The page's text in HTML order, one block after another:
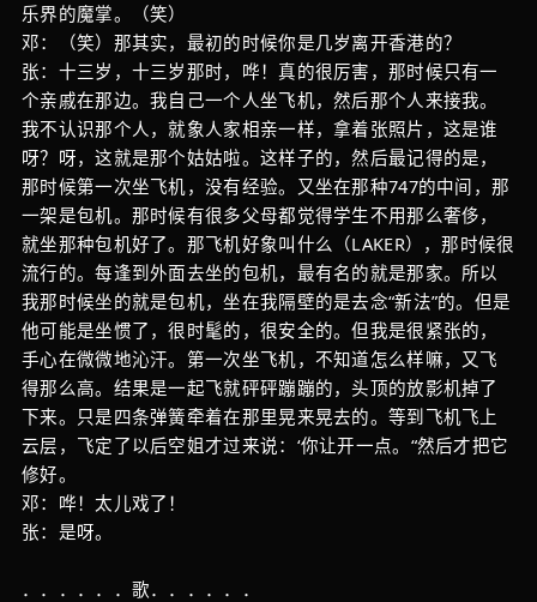
乐界的魔掌。（笑）
邓：（笑）那其实，最初的时候你是几岁离开香港的？
张：十三岁，十三岁那时，哗！真的很厉害，那时候只有一
个亲戚在那边。我自己一个人坐飞机，然后那个人来接我。
我不认识那个人，就象人家相亲一样，拿着张照片，这是谁
呀？呀，这就是那个姑姑啦。这样子的，然后最记得的是，
那时候第一次坐飞机，没有经验。又坐在那种747的中间，那
一架是包机。那时候有很多父母都觉得学生不用那么奢侈，
就坐那种包机好了。那飞机好象叫什么（LAKER），那时候很
流行的。每逢到外面去坐的包机，最有名的就是那家。所以
我那时候坐的就是包机，坐在我隔壁的是去念“新法”的。但是
他可能是坐惯了，很时髦的，很安全的。但我是很紧张的，
手心在微微地沁汗。第一次坐飞机，不知道怎么样嘛，又飞
得那么高。结果是一起飞就砰砰蹦蹦的，头顶的放影机掉了
下来。只是四条弹簧牵着在那里晃来晃去的。等到飞机飞上
云层，飞定了以后空姐才过来说：‘你让开一点。“然后才把它
修好。
邓：哗！太儿戏了！
张：是呀。
．．．．．．歌．．．．．．